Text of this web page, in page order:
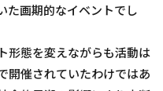
た画期的なイベントでし
形態を変えながらも活動は
開催されていたわけではあ